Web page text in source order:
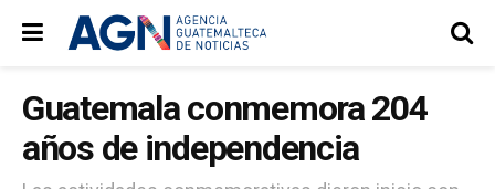
Guatemala conmemora 204
años de independencia